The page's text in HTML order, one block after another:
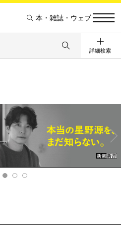
本・雑誌・ウェブ
詳細検索
Ne
xt